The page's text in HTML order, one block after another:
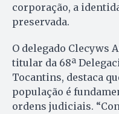
corporação, a
preservada.
O delegado Clecyws
titular da 68ª
Tocantins, destaca
população é
ordens judiciais.